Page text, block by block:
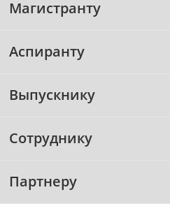
Магистранту
Аспиранту
Выпускнику
Сотруднику
Партнеру